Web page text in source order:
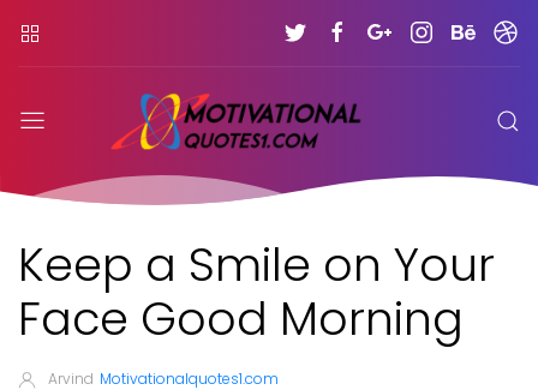
Keep a Smile on Your
Face Good Morning
Arvind Motivationalquotes1.com